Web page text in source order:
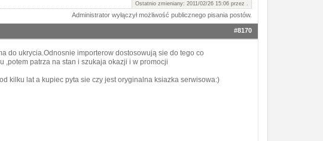
Ostatnio zmieniany: 2011/02/26 15:06 przez .
Administrator wyłączył możliwość publicznego pisania postów.
#8170
do ukrycia.Odnosnie importerow dostosowują sie do tego co
patrza na stan i szukaja okazji i w promocji
kilku lat a kupiec pyta sie czy jest oryginalna ksiazka serwisowa:)